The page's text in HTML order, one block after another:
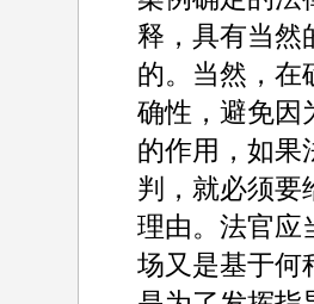
释，具有当然
的。当然，在
确性，避免因
的作用，如果
判，就必须要
理由。法官应
场又是基于何